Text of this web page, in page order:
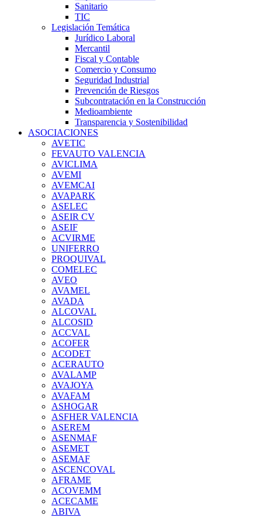
Sanitario
TIC
Legislación Temática
Jurídico Laboral
Mercantil
Fiscal y Contable
Comercio y Consumo
Seguridad Industrial
Prevención de Riesgos
Subcontratación en la Construcción
Medioambiente
Transparencia y Sostenibilidad
ASOCIACIONES
AVETIC
FEVAUTO VALENCIA
AVICLIMA
AVEMI
AVEMCAI
AVAPARK
ASELEC
ASEIR CV
ASEIF
ACVIRME
UNIFERRO
PROQUIVAL
COMELEC
AVEO
AVAMEL
AVADA
ALCOVAL
ALCOSID
ACCVAL
ACOFER
ACODET
ACERAUTO
AVALAMP
AVAJOYA
AVAFAM
ASHOGAR
ASFHER VALENCIA
ASEREM
ASENMAF
ASEMET
ASEMAF
ASCENCOVAL
AFRAME
ACOVEMM
ACECAME
ABIVA